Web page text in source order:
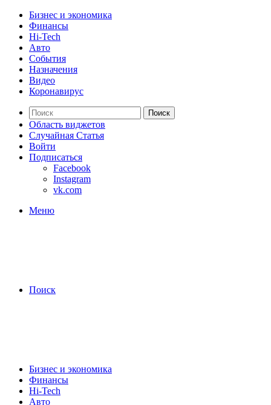
Бизнес и экономика
Финансы
Hi-Tech
Авто
События
Назначения
Видео
Коронавирус
Поиск
Область виджетов
Случайная Статья
Войти
Подписаться
Facebook
Instagram
vk.com
Меню
Поиск
Бизнес и экономика
Финансы
Hi-Tech
Авто